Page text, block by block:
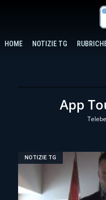
HOME NOTIZIE TG
App
NOTIZIE TG